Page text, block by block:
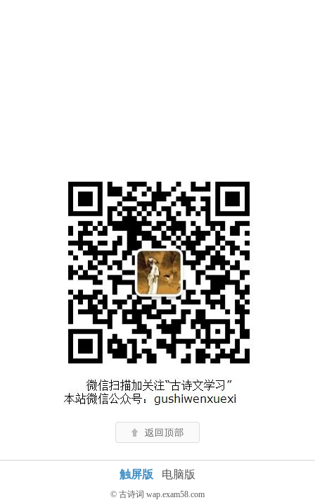
触屏版 电脑版
© 古诗词 wap.exam58.com